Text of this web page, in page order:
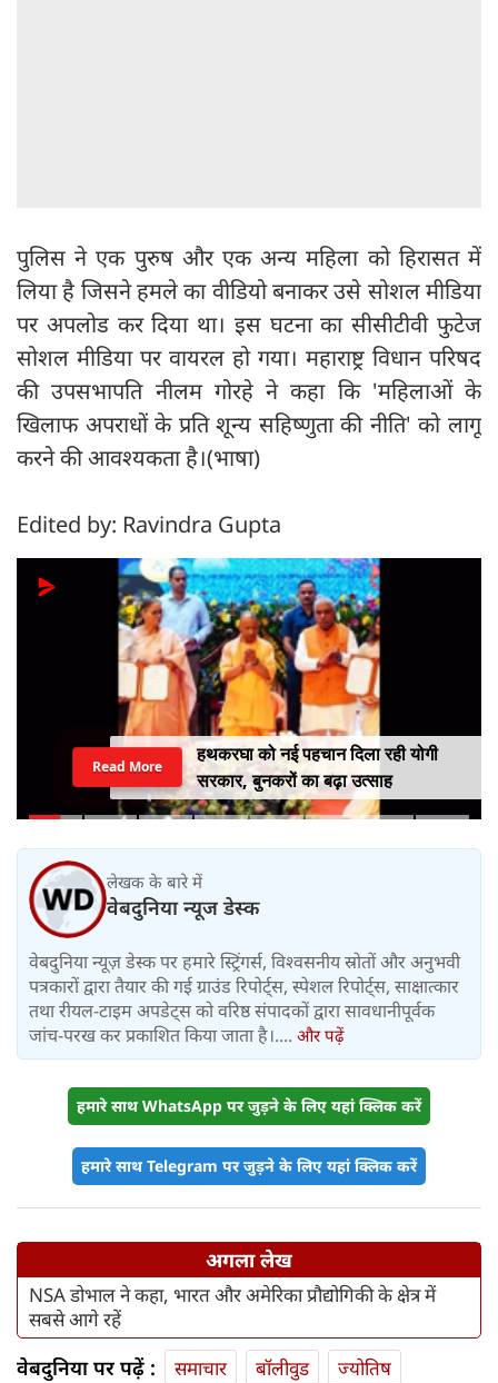
पुलिस ने एक पुरुष और एक अन्य महिला को हिरासत में
लिया है जिसने हमले का वीडियो बनाकर उसे सोशल मीडिया
पर अपलोड कर दिया था। इस घटना का सीसीटीवी फुटेज
सोशल मीडिया पर वायरल हो गया। महाराष्ट्र विधान परिषद
की उपसभापति नीलम गोरहे ने कहा कि 'महिलाओं के
खिलाफ अपराधों के प्रति शून्य सहिष्णुता की नीति' को लागू
करने की आवश्यकता है।(भाषा)
Edited by: Ravindra Gupta
हथकरघा को नई पहचान दिला रही योगी
सरकार, बुनकरों का बढ़ा उत्साह
Read More
लेखक के बारे में
वेबदुनिया न्यूज डेस्क
वेबदुनिया न्यूज़ डेस्क पर हमारे स्ट्रिंगर्स, विश्वसनीय स्रोतों और अनुभवी
पत्रकारों द्वारा तैयार की गई ग्राउंड रिपोर्ट्स, स्पेशल रिपोर्ट्स, साक्षात्कार
तथा रीयल-टाइम अपडेट्स को वरिष्ठ संपादकों द्वारा सावधानीपूर्वक
जांच-परख कर प्रकाशित किया जाता है।.... और पढ़ें
हमारे साथ WhatsApp पर जुड़ने के लिए यहां क्लिक करें
हमारे साथ Telegram पर जुड़ने के लिए यहां क्लिक करें
अगला लेख
NSA डोभाल ने कहा, भारत और अमेरिका प्रौद्योगिकी के क्षेत्र में
सबसे आगे रहें
वेबदुनिया पर पढ़ें : समाचार बॉलीवुड
ज्योतिष